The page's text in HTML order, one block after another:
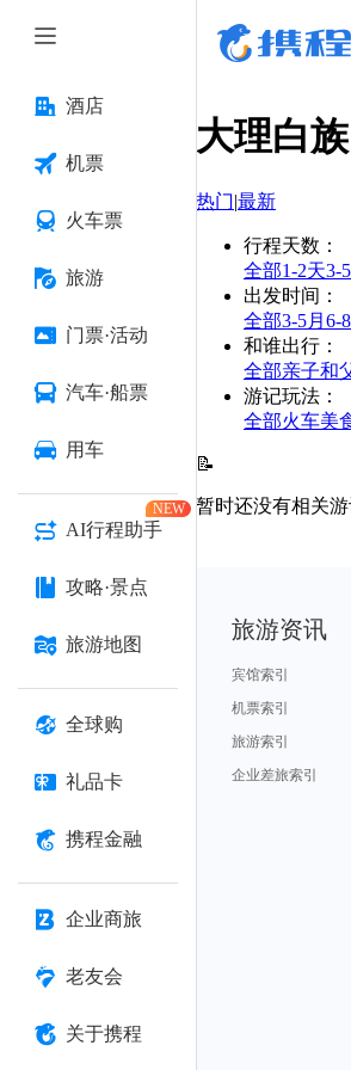
酒店
机票
火车票
旅游
门票·活动
汽车·船票
用车
AI行程助手
NEW
攻略·景点
旅游地图
全球购
礼品卡
携程金融
企业商旅
老友会
关于携程
大理白
热门|最新
行程天数 ：
全部1-2天3-
出发时间 ：
全部3-5月 6-
和谁出行 ：
全部亲子和
游记玩法 ：
全部火车美
📝
暂时还没有相关
旅游资讯
宾馆索引
机票索引
旅游索引
企业差旅索引